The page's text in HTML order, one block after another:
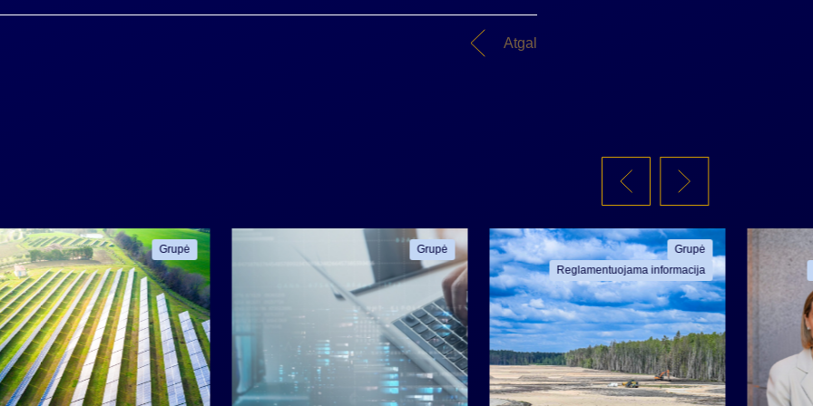
Atgal
Grupė Grupė
Grupė
Reglamentuojama informacija